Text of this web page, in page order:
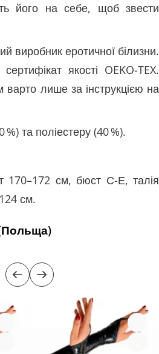
його на себе, щоб звести
виробник еротичної білизни.
якості OEKO-TEX.
лише за інструкцією на
та поліестеру (40 %).
170–172 см, бюст С-Е, талія
см.